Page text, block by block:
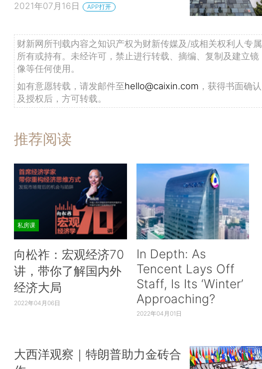
2021年07月16日 APP打开
财新网所刊载内容之知识产权为财新传媒及/或相关权利人专属
所有或持有。未经许可，禁止进行转载、摘编、复制及建立镜
像等任何使用。
如有意愿转载，请发邮件至hello@caixin.com ，获得书面确认
及授权后，方可转载。
推荐阅读
私房课
向松祚：宏观经济70
讲，带你了解国内外
经济大局
2022年04月06日
In Depth: As
Tencent Lays Off
Staff, Is Its ‘Winter’
Approaching?
2022年04月01日
大西洋观察｜特朗普助力金砖合